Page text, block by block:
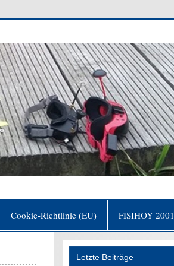
Cookie-Richtlinie (EU) FISIHOY 2001
Letzte Beiträge